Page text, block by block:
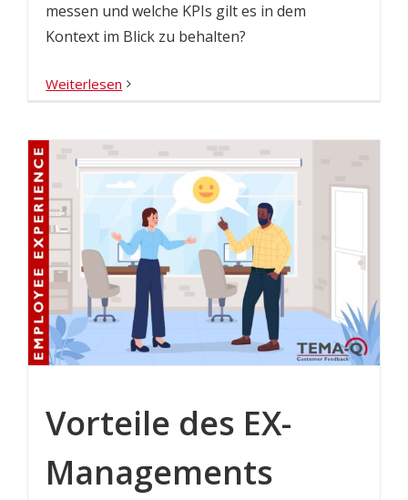
messen und welche KPIs gilt es in dem
Kontext im Blick zu behalten?
Weiterlesen
Vorteile des EX-
Managements